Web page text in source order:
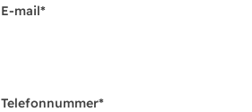
E-mail*
Telefonnummer*